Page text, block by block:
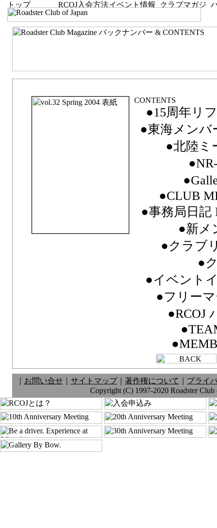
●15周年リ
●東海メンバ
●北陸ミ
●CLUB
●事務局日記
●新メ
●クラブ
●
●イベント
●フリー
●RCOJ
お問い合せ｜ サイトマップ｜ 著作権について
プライ
Copyright (C) 1997-2020 Roadster